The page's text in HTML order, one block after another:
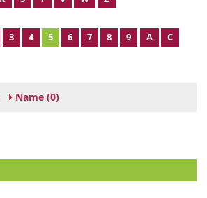
3 4 5 6 7 8 9 A
C
Name (0)